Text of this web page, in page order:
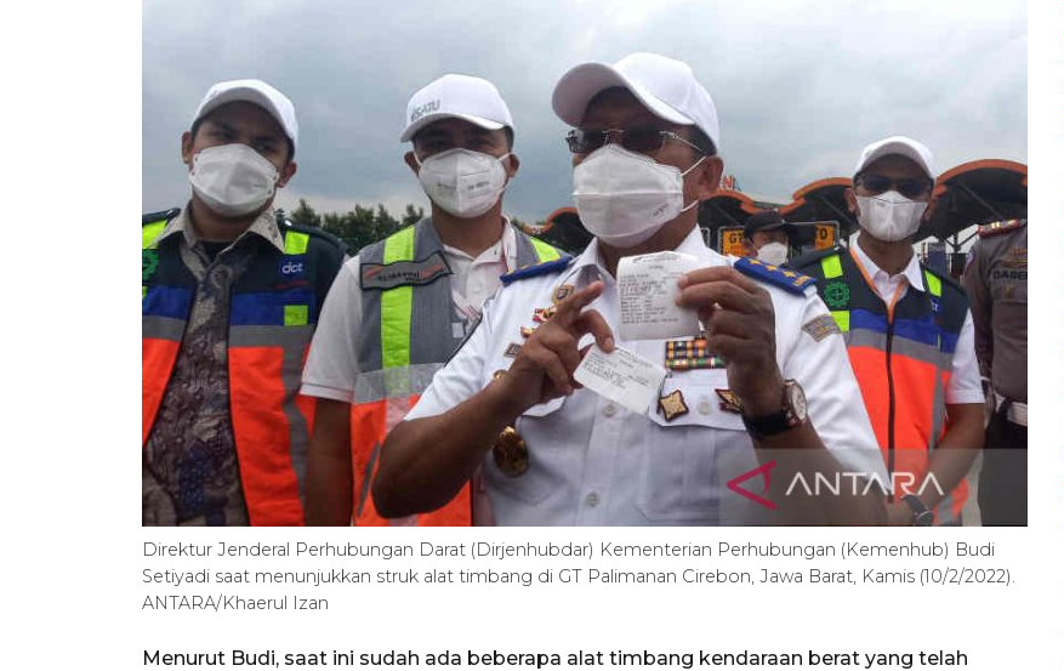
Direktur Jenderal Perhubungan Darat (Dirjenhubdar) Kementerian Perhubungan (Kemenhub) Budi
Setiyadi saat menunjukkan struk alat timbang di GT Palimanan Cirebon, Jawa Barat, Kamis (10/2/2022).
ANTARA/Khaerul Izan
Menurut Budi, saat ini sudah ada beberapa alat timbang kendaraan berat yang telah